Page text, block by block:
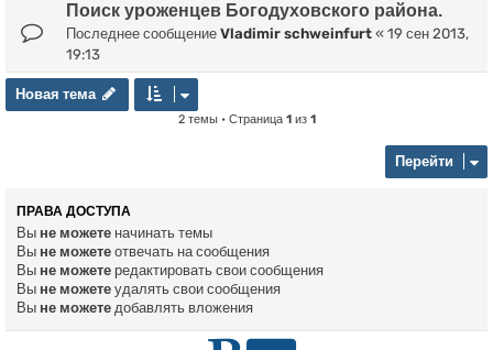
Поиск уроженцев Богодуховского района.
Последнее сообщение Vladimir schweinfurt « 19 сен 2013,
19:13
Новая тема
Новая тема
2 темы • Страница 1из 1
Перейти
ПРАВА ДОСТУПА
Вы не можете начинать темы
Вы не можете отвечать на сообщения
Вы не можете редактировать свои сообщения
Вы не можете удалять свои сообщения
Вы не можете добавлять вложения